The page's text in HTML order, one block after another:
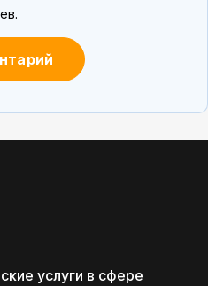
услуги в сфере